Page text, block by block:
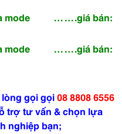
đa mode …….giá bán:
đa mode …….giá bán:
lòng gọigọi08 8808 6556
trợ tư vấn & chọn lựa
nghiệp bạn;